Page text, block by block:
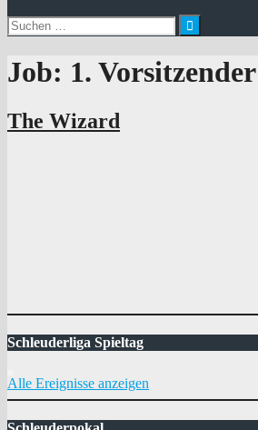
Suchen
nach:
Job: 1. Vorsitzender
The Wizard
Schleuderliga Spieltag
Alle Ereignisse anzeigen